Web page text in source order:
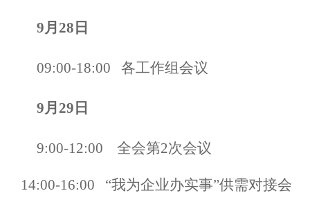
9月 28 日
09:00-18:00 各工作组会议
9月 29 日
9:00-12:00 全会第2次会议
14:00-16:00 “我为企业办实事”供需对接会